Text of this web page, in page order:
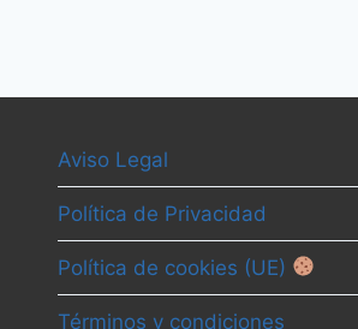
Aviso Legal
Política de Privacidad
Política de cookies (UE)
Términos y condiciones